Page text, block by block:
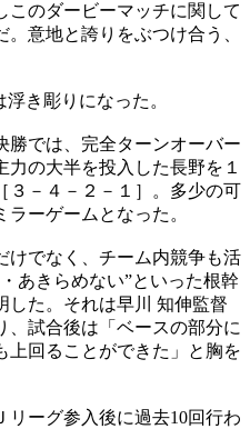
このダービーマッチに関して
意地と誇りをぶつけ合う、
き彫りになった。
勝では、完全ターンオーバー
の大半を投入した長野を１
３－４－２－１］。多少の可
ーゲームとなった。
けでなく、チーム内競争も活
あきらめない”といった根幹
した。それは早川 知伸監督
、試合後は「ベースの部分に
上回ることができた」と胸を
リーグ参入後に過去10回行わ